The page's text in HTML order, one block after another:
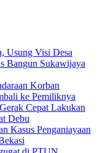
Usung Visi Desa
Bangun Sukawijaya
Korban
ke Pemiliknya
Cepat Lakukan
Debu
Kasus Penganiayaan